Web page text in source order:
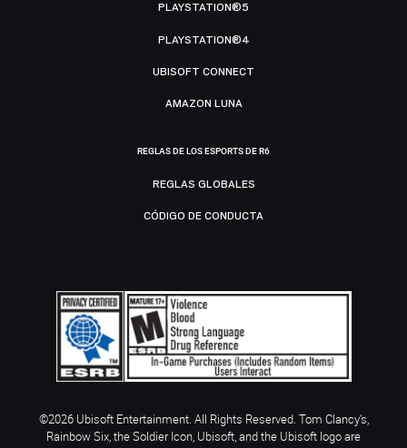
PLAYSTATION®5
PLAYSTATION®4
UBISOFT CONNECT
AMAZON LUNA
REGLAS DE LOS ESPORTS DE R6
REGLAS GLOBALES
CÓDIGO DE CONDUCTA
©2026 Ubisoft Entertainment. All Rights Reserved. Tom Clancy’s,
Rainbow Six, the Soldier Icon, Ubisoft, and the Ubisoft logo are